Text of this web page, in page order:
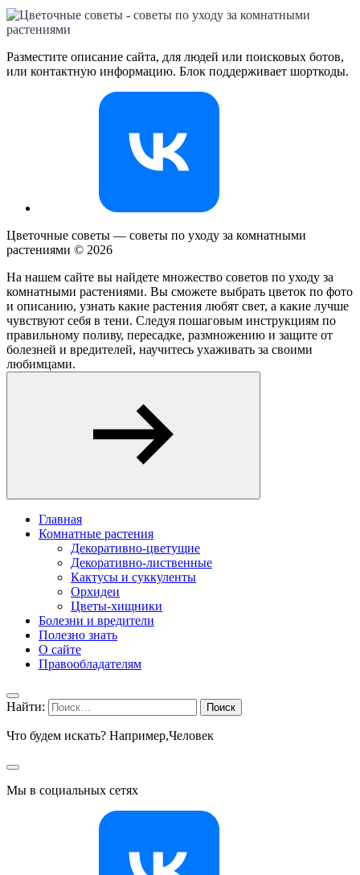
Разместите описание сайта, для людей или поисковых ботов,
или контактную информацию. Блок поддерживает шорткоды.
Цветочные советы — советы по уходу за комнатными
растениями © 2026
На нашем сайте вы найдете множество советов по уходу за
комнатными растениями. Вы сможете выбрать цветок по фото
и описанию, узнать какие растения любят свет, а какие лучше
чувствуют себя в тени. Следуя пошаговым инструкциям по
правильному поливу, пересадке, размножению и защите от
болезней и вредителей, научитесь ухаживать за своими
любимцами.
Главная
Комнатные растения
Декоративно-цветущие
Декоративно-лиственные
Кактусы и суккуленты
Орхидеи
Цветы-хищники
Болезни и вредители
Полезно знать
О сайте
Правообладателям
Найти:
Что будем искать? Например,Человек
Мы в социальных сетях